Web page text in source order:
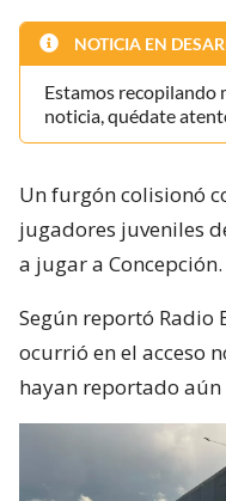
NOTICIA EN
Estamos recopilando
noticia, quédate
Un furgón colisionó
jugadores juveniles
a jugar a Concepción.
Según reportó Radio
ocurrió en el acceso
hayan reportado aún